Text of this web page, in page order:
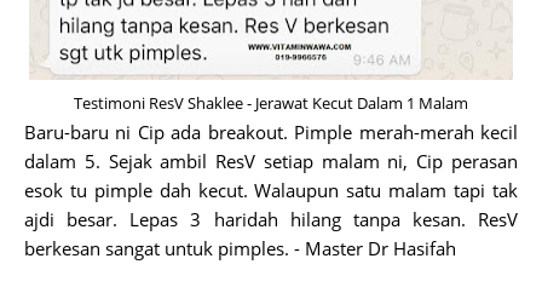
Testimoni ResV Shaklee - Jerawat Kecut Dalam 1 Malam
Baru-baru ni Cip ada breakout. Pimple merah-merah kecil
dalam 5. Sejak ambil ResV setiap malam ni, Cip perasan
esok tu pimple dah kecut. Walaupun satu malam tapi tak
ajdi besar. Lepas 3 haridah hilang tanpa kesan. ResV
berkesan sangat untuk pimples. - Master Dr Hasifah